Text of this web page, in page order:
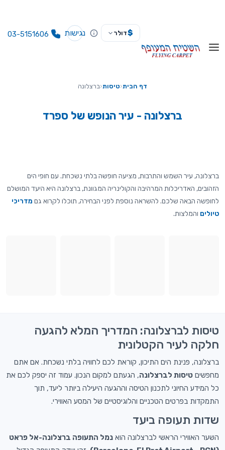
$דולר נגישות 03-5151606
דף הבית‹טיסות‹ברצלונה
ברצלונה - עיר הנופש של ספרד
ברצלונה, עיר השמש והתרבות, מציעה חופשה בלתי נשכחת. עם חופי הים
הזהובים, האדריכלות המרהיבה והקולינריה המגוונת, ברצלונה היא היעד המושלם
לחופשה הבאה שלכם. להשראה נוספת לפני הבחירה, תוכלו לקרוא גם מדריכי
טיולים והמלצות.
טיסות לברצלונה: המדריך המלא להגעה
חלקה לעיר הקטלונית
ברצלונה, פנינת הים התיכון, קוראת לכם לחוויה בלתי נשכחת. אם אתם
מחפשים טיסות לברצלונה, הגעתם למקום הנכון. עמוד זה יספק לכם את
כל המידע החיוני לתכנון הטיסה וההגעה היעילה ביותר ליעד, תוך
התמקדות בפרטים הטכניים והלוגיסטיים של המסע האווירי.
שדות תעופה ביעד
השער האווירי הראשי לברצלונה הוא נמל התעופה ברצלונה-אל פראט